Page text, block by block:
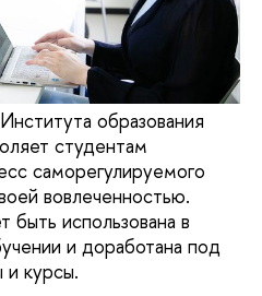
образования
студентам
саморегулируемого
вовлеченностью.
быть использована в
и доработана под
и курсы.